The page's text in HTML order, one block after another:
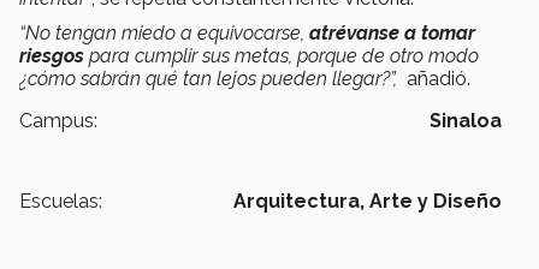
“No tengan miedo a equivocarse, atrévanse a tomar
riesgos para cumplir sus metas, porque de otro modo
¿cómo sabrán qué tan lejos pueden llegar?”, añadió.
Campus:
Sinaloa
Escuelas: Arquitectura, Arte y Diseño